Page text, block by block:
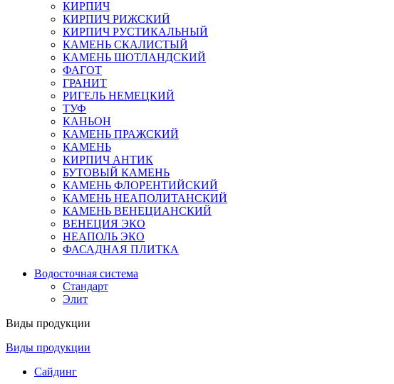
КИРПИЧ
КИРПИЧ РИЖСКИЙ
КИРПИЧ РУСТИКАЛЬНЫЙ
КАМЕНЬ СКАЛИСТЫЙ
КАМЕНЬ ШОТЛАНДСКИЙ
ФАГОТ
ГРАНИТ
РИГЕЛЬ НЕМЕЦКИЙ
ТУФ
КАНЬОН
КАМЕНЬ ПРАЖСКИЙ
КАМЕНЬ
КИРПИЧ АНТИК
БУТОВЫЙ КАМЕНЬ
КАМЕНЬ ФЛОРЕНТИЙСКИЙ
КАМЕНЬ НЕАПОЛИТАНСКИЙ
КАМЕНЬ ВЕНЕЦИАНСКИЙ
ВЕНЕЦИЯ ЭКО
НЕАПОЛЬ ЭКО
ФАСАДНАЯ ПЛИТКА
Водосточная система
Стандарт
Элит
Виды продукции
Виды продукции
Сайдинг